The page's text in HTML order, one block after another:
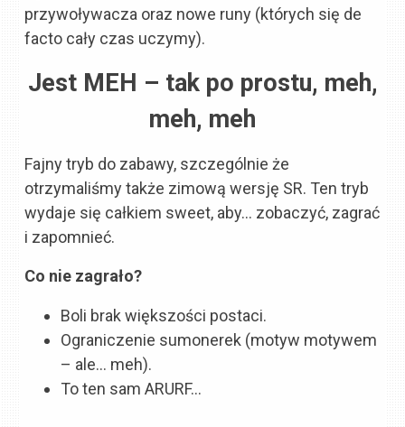
przywoływacza oraz nowe runy (których się de
facto cały czas uczymy).
Jest MEH – tak po prostu, meh,
meh, meh
Fajny tryb do zabawy, szczególnie że
otrzymaliśmy także zimową wersję SR. Ten tryb
wydaje się całkiem sweet, aby… zobaczyć, zagrać
i zapomnieć.
Co nie zagrało?
Boli brak większości postaci.
Ograniczenie sumonerek (motyw motywem
– ale… meh).
To ten sam ARURF…